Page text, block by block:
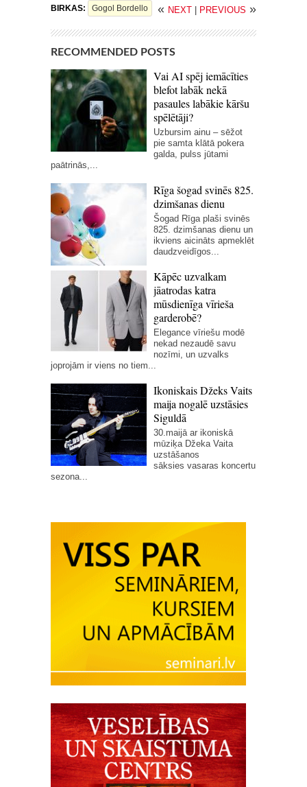
BIRKAS: Gogol Bordello « NEXT PREVIOUS »
RECOMMENDED POSTS
Vai AI spēj iemācīties
blefot labāk nekā
pasaules labākie kāršu
spēlētāji?
Uzbursim ainu – sēžot
pie samta klātā pokera
galda, pulss jūtami
paātrinās,...
Rīga šogad svinēs 825.
dzimšanas dienu
Šogad Rīga plaši svinēs
825. dzimšanas dienu un
ikviens aicināts apmeklēt
daudzveidīgos...
Kāpēc uzvalkam
jāatrodas katra
mūsdienīga vīrieša
garderobē?
Elegance vīriešu modē
nekad nezaudē savu
nozīmi, un uzvalks
joprojām ir viens no tiem...
Ikoniskais Džeks Vaits
maija nogalē uzstāsies
Siguldā
30.maijā ar ikoniskā
mūziķa Džeka Vaita
uzstāšanos
sāksies vasaras koncertu
sezona...